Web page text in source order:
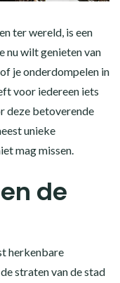
ter wereld, is een
nu wilt genieten van
je onderdompelen in
voor iedereen iets
deze betoverende
unieke
mag missen.
de
herkenbare
straten van de stad